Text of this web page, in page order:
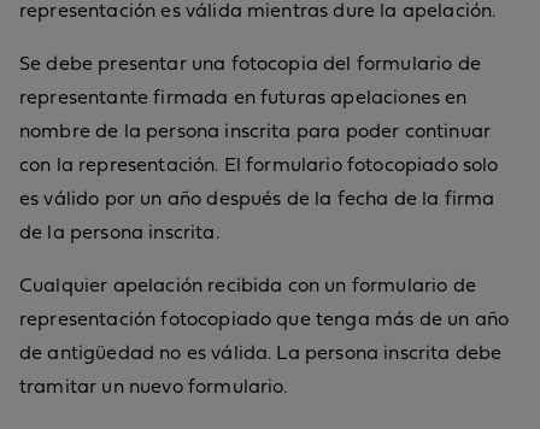
representación es válida mientras dure la apelación.
Se debe presentar una fotocopia del formulario de
representante firmada en futuras apelaciones en
nombre de la persona inscrita para poder continuar
con la representación. El formulario fotocopiado solo
es válido por un año después de la fecha de la firma
de la persona inscrita.
Cualquier apelación recibida con un formulario de
representación fotocopiado que tenga más de un año
de antigüedad no es válida. La persona inscrita debe
tramitar un nuevo formulario.